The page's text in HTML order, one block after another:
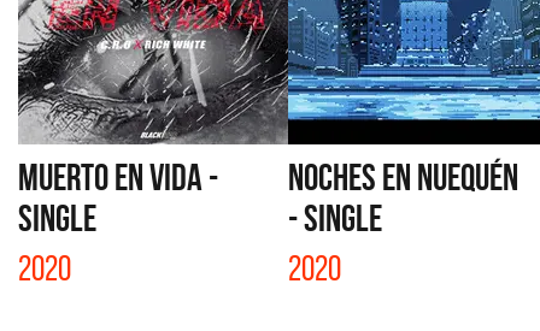
MUERTO EN VIDA -
SINGLE
2020
NOCHES EN NUEQUÉN
- SINGLE
2020